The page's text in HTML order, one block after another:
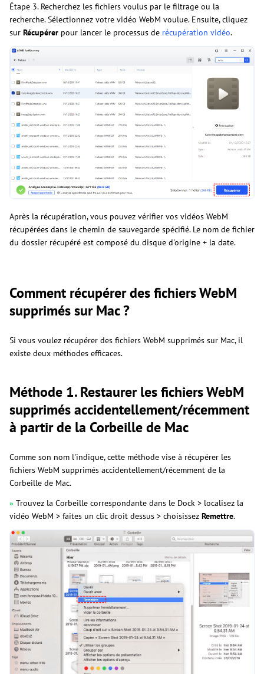
Étape 3. Recherchez les fichiers voulus par le filtrage ou la
recherche. Sélectionnez votre vidéo WebM voulue. Ensuite, cliquez
sur Récupérer pour lancer le processus de récupération vidéo.
Après la récupération, vous pouvez vérifier vos vidéos WebM
récupérées dans le chemin de sauvegarde spécifié. Le nom de fichier
du dossier récupéré est composé du disque d'origine + la date.
Comment récupérer des fichiers WebM
supprimés sur Mac ?
Si vous voulez récupérer des fichiers WebM supprimés sur Mac, il
existe deux méthodes efficaces.
Méthode 1. Restaurer les fichiers WebM
supprimés accidentellement/récemment
à partir de la Corbeille de Mac
Comme son nom l'indique, cette méthode vise à récupérer les
fichiers WebM supprimés accidentellement/récemment de la
Corbeille de Mac.
» Trouvez la Corbeille correspondante dans le Dock > localisez la
vidéo WebM > faites un clic droit dessus > choisissez Remettre.